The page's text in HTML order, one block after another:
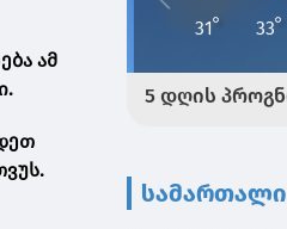
ამ
სამართალი